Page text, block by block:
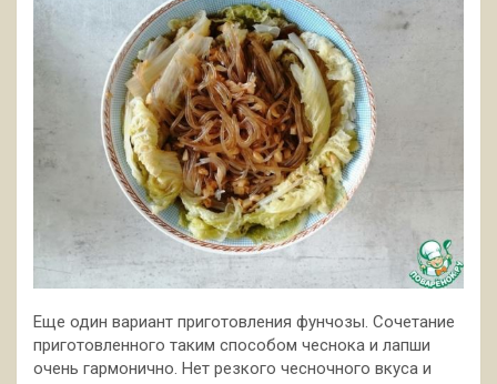
Еще один вариант приготовления фунчозы. Сочетание
приготовленного таким способом чеснока и лапши
очень гармонично. Нет резкого чесночного вкуса и